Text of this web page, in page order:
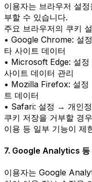
이용자는 브라우저 설
부할 수 있습니다.
주요 브라우저의 쿠키
• Google Chrome: 설
타 사이트 데이터
• Microsoft Edge: 설
사이트 데이터 관리
• Mozilla Firefox: 설
트 데이터
• Safari: 설정 → 개인
쿠키 저장을 거부할 경
이용 등 일부 기능이 제
7. Google Analytics 등
이용자는 Google